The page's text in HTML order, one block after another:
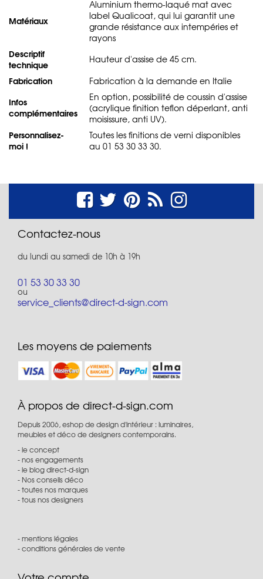
Matériaux
Aluminium thermo-laqué mat avec
label Qualicoat, qui lui garantit une
grande résistance aux intempéries et
rayons
Descriptif
technique
Hauteur d'assise de 45 cm.
Fabrication Fabrication à la demande en Italie
Infos
complémentaires
En option, possibilité de coussin d'assise
(acrylique finition teflon déperlant, anti
moisissure, anti UV).
Personnalisez-
moi !
Toutes les finitions de verni disponibles
au 01 53 30 33 30.
Contactez-nous
du lundi au samedi de 10h à 19h
01 53 30 33 30
ou
service_clients@direct-d-sign.com
Les moyens de paiements
À propos de direct-d-sign.com
Depuis 2006, eshop de design d'intérieur : luminaires,
meubles et déco de designers contemporains.
le concept
nos engagements
le blog direct-d-sign
Nos conseils déco
toutes nos marques
tous nos designers
mentions légales
conditions générales de vente